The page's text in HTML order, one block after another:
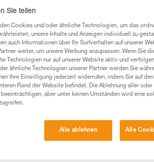
Möchten Sie Ihren
MODUL ZUR
Sie teilen
Cookies und/oder ähnliche Technologien, um das
unsere Inhalte und Anzeigen individuell zu
auch Informationen über Ihr Surfverhalten auf unserer
weiter, um unsere Werbung anzupassen. Wenn Sie
Technologien nur auf unserer Website aktiv und
ähnliche Technologien unserer Partner werden Sie
Ihre Einwilligung jederzeit widerrufen, indem Sie auf
Rand der Website befindet. Die Ablehnung aller
aber unter keinen Umständen wird eine
Alle ablehnen Alle